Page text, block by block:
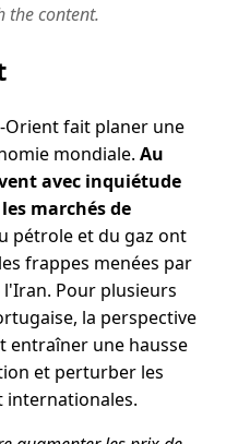
the content.
Orient fait planer une
mondiale. Au
avec inquiétude
marchés de
pétrole et du gaz ont
frappes menées par
Pour plusieurs
la perspective
une hausse
et perturber les
internationales.